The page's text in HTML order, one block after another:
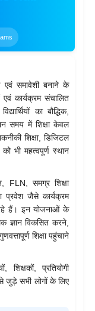
एवं समावेशी बनाने के
कार्यक्रम संचालित
का बौद्धिक,
समय में शिक्षा केवल
शिक्षा, डिजिटल
भी महत्वपूर्ण स्थान
FLN, समग्र शिक्षा
प्रवेश जैसे कार्यक्रम
रहे हैं। इन योजनाओं के
ज्ञान विकसित करने,
शिक्षा पहुंचाने
शिक्षकों, प्रतियोगी
से जुड़े सभी लोगों के लिए